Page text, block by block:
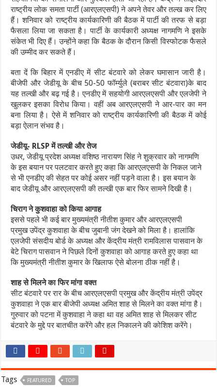
राष्ट्रीय लोक समता पार्टी (आरएलएसपी) ने अपने तेवर और तल्ख कर लिए
हैं। शनिवार को राष्ट्रीय कार्यकारिणी की बैठक में पार्टी की तरफ से बड़ा
फैसला लिया जा सकता है। पार्टी के कार्यकारी अध्यक्ष नागमणि ने इसके
संकेत भी दिए हैं। उन्होंने कहा कि बैठक के दौरान किसी विस्फोटक फैसले
की उम्मीद कर सकते हैं।
बता दें कि बिहार में एनडीए में सीट बंटवारे को लेकर घमासान जारी है।
बीजेपी और जेडीयू के बीच 50-50 फॉर्म्युले (बराबर सीट बंटवारा)के बाद
यह तल्खी और बढ़ गई है। एनडीए में सहयोगी आरएलएसपी और एलजेपी ने
खुलकर इसका विरोध किया। वहीं अब आरएलएसपी ने आर-पार का मन
बना लिया है। ऐसे में शनिवार को राष्ट्रीय कार्यकारिणी की बैठक में कोई
बड़ा ऐलान संभव है।
जेडीयू- RLSP में तल्खी और तेज
उधर, जेडीयू प्रदेश अध्यक्ष वशिष्ठ नारायण सिंह ने शुक्रवार को नागमणि
के इस बयान पर पलटवार करते हुए कहा कि आरएलएसपी के निकल जाने
से भी एनडीए की सेहत पर कोई असर नहीं पड़ने वाला है। इस बयान के
बाद जेडीयू और आरएलएसपी की तल्खी एक बार फिर सामने दिखी है।
चिराग ने कुशवाहा को किया आगाह
इससे पहले भी कई बार मुख्यमंत्री नीतीश कुमार और आरएलएसपी
प्रमुख उपेंद्र कुशवाहा के बीच जुबानी जंग देखने को मिला है। हालांकि
एलजेपी संसदीय बोर्ड के अध्यक्ष और केंद्रीय मंत्री रामविलास पासवान के
बेटे चिराग पासवान ने पिछले दिनों कुशवाहा को आगाह करते हुए कहा था
कि मुख्यमंत्री नीतीश कुमार के खिलाफ ऐसे बोलना ठीक नहीं है।
शाह से मिलने का फिर मांगा वक्त
सीट बंटवारे पर रार के बीच आरएलएसपी प्रमुख और केंद्रीय मंत्री उपेंद्र
कुशवाहा ने एक बार बीजेपी अध्यक्ष अमित शाह से मिलने का वक्त मांगा है।
गुरुवार को पटना में कुशवाहा ने कहा था वह अमित शाह से मिलकर सीट
बंटवारे के मुद्दे पर बातचीत करेंगे और हल निकालने की कोशिश करेंगे।
Tags FEATURED TOP